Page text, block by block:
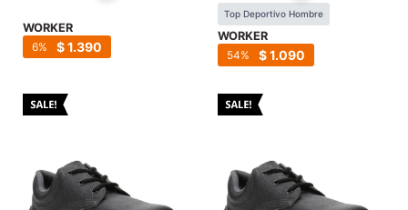
WORKER
$1.390
6
Top Deportivo Hombre
WORKER
$1.090
54